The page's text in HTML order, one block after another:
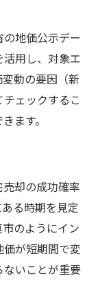
地価公示デー
用し、対象エ
動の要因（新
ェックするこ
ます。
却の成功確率
る時期を見定
のようにイン
が短期間で変
いことが重要